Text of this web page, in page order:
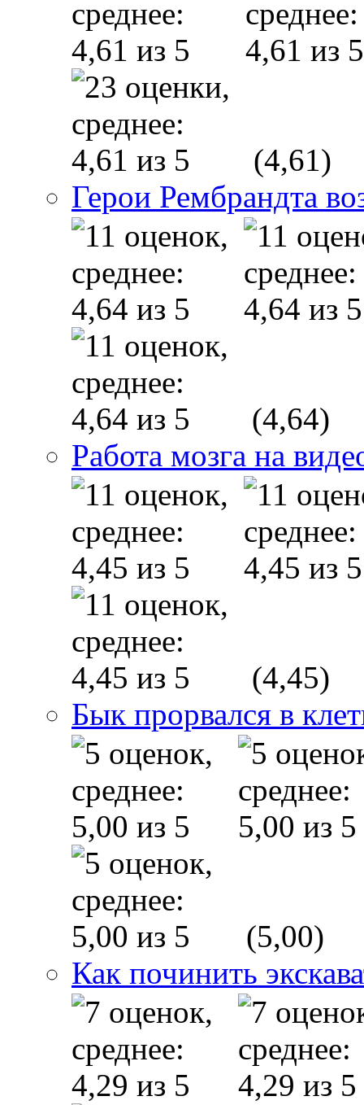
(4,61)
Герои Рембрандта
(4,64)
Работа мозга на
(4,45)
Бык прорвался в
(5,00)
Как починить